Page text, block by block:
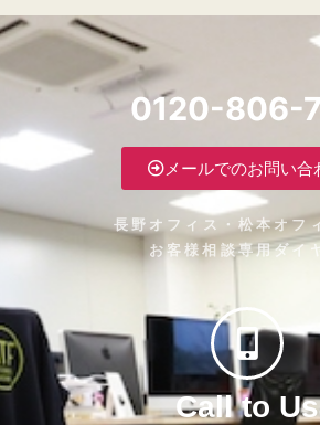
0120-806-
メールでのお問い合
長野オフィス・松本オフ
お客様相談専用ダイ
Call to Us